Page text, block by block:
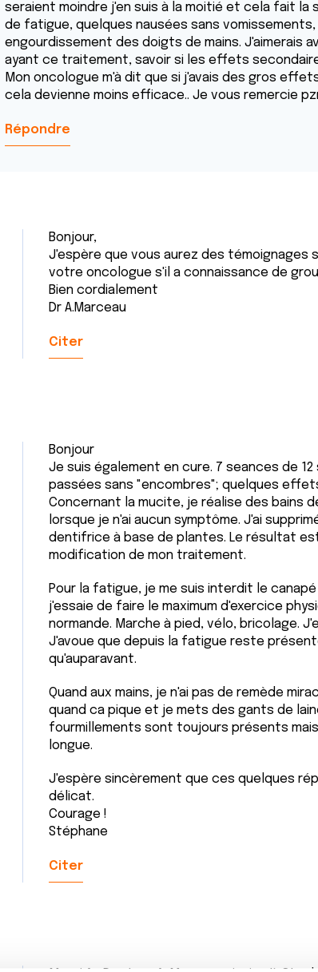
seraient moindre j'en suis à la moitié et cela fait
de fatigue, quelques nausées sans
engourdissement des doigts de mains. J'aimerais
ayant ce traitement, savoir si les effets
Mon oncologue m'à dit que si j'avais des gros
cela devienne moins efficace.. Je vous remercie
Répondre
Bonjour,
J'espère que vous aurez des témoignages
votre oncologue s'il a connaissance de
Bien cordialement
Dr A.Marceau
Citer
Bonjour
Je suis également en cure. 7 seances de
passées sans "encombres"; quelques
Concernant la mucite, je réalise des bains
lorsque je n'ai aucun symptôme. J'ai
dentifrice à base de plantes. Le résultat
modification de mon traitement.
Pour la fatigue, je me suis interdit le
j'essaie de faire le maximum d'exercice
normande. Marche à pied, vélo, bricolage.
J'avoue que depuis la fatigue reste
qu'auparavant.
Quand aux mains, je n'ai pas de remède
quand ca pique et je mets des gants de
fourmillements sont toujours présents
longue.
J'espère sincèrement que ces quelques
délicat.
Courage !
Stéphane
Citer